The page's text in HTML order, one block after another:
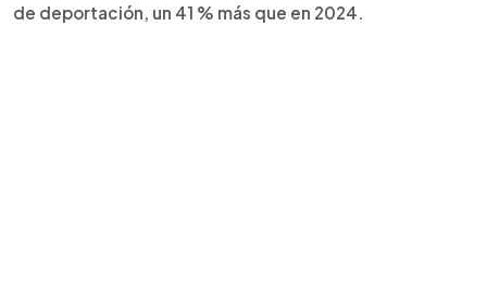
de deportación, un 41 % más que en 2024.